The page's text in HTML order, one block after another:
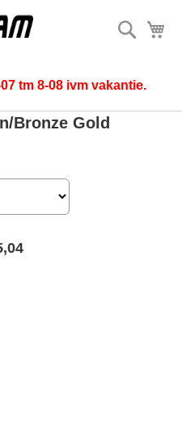
Zoek
tm 8-08 ivm vakantie.
Bronze Gold